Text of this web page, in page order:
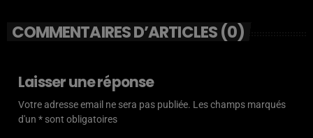
COMMENTAIRES D’ARTICLES (0)
Laisser une réponse
Votre adresse email ne sera pas publiée. Les champs marqués
d'un * sont obligatoires